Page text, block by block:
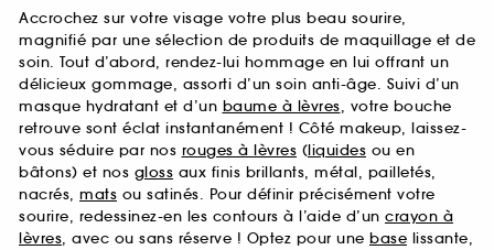
Accrochez sur votre visage votre plus beau sourire,
magnifié par une sélection de produits de maquillage et de
soin. Tout d’abord, rendez-lui hommage en lui offrant un
délicieux gommage, assorti d’un soin anti-âge. Suivi d’un
masque hydratant et d’un baume à lèvres, votre bouche
retrouve sont éclat instantanément ! Côté makeup, laissez-
vous séduire par nos rouges à lèvres (liquides ou en
bâtons) et nos gloss aux finis brillants, métal, pailletés,
nacrés, mats ou satinés. Pour définir précisément votre
sourire, redessinez-en les contours à l’aide d’un crayon à
lèvres, avec ou sans réserve ! Optez pour une base lissante,